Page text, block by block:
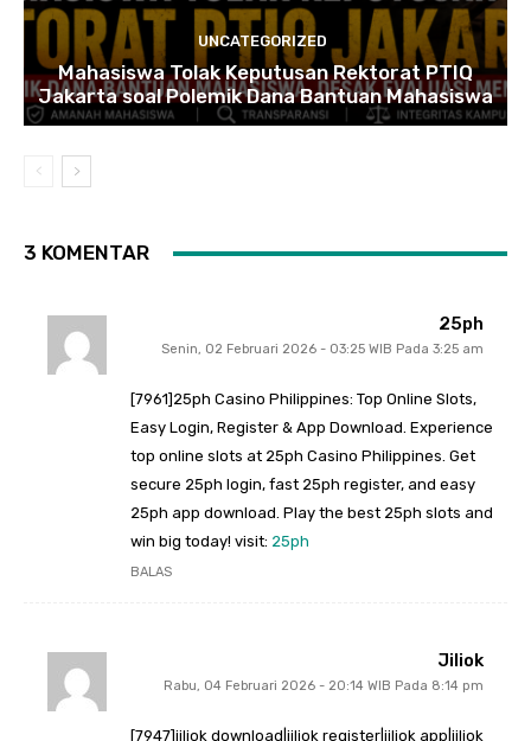
UNCATEGORIZED
Mahasiswa Tolak Keputusan Rektorat PTIQ
Jakarta soal Polemik Dana Bantuan Mahasiswa
3 KOMENTAR
25ph
Senin, 02 Februari 2026 - 03:25 WIB Pada 3:25 am
[7961]25ph Casino Philippines: Top Online Slots,
Easy Login, Register & App Download. Experience
top online slots at 25ph Casino Philippines. Get
secure 25ph login, fast 25ph register, and easy
25ph app download. Play the best 25ph slots and
win big today! visit: 25ph
BALAS
Jiliok
Rabu, 04 Februari 2026 - 20:14 WIB Pada 8:14 pm
[7947]jiliok download|jiliok register|jiliok app|jiliok